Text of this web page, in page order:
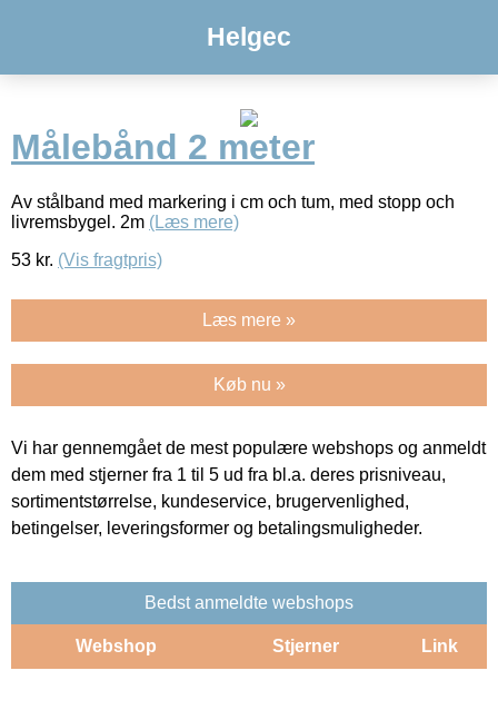
Helgec
Målebånd 2 meter
Av stålband med markering i cm och tum, med stopp och
livremsbygel. 2m (Læs mere)
53 kr. (Vis fragtpris)
Læs mere »
Køb nu »
Vi har gennemgået de mest populære webshops og anmeldt
dem med stjerner fra 1 til 5 ud fra bl.a. deres prisniveau,
sortimentstørrelse, kundeservice, brugervenlighed,
betingelser, leveringsformer og betalingsmuligheder.
Bedst anmeldte webshops
Webshop Stjerner Link